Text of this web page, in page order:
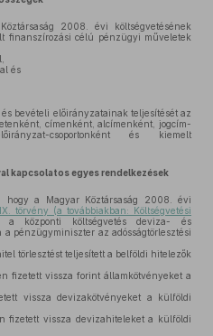
2008. évi költségvetésének
finanszírozási célú pénzügyi műveletek
és
bevételi előirányzatainak teljesítését az
címenként, alcímenként, jogcím-
csoportonként és kiemelt
kapcsolatos egyes rendelkezések
hogy a Magyar Köztársaság 2008. évi
törvény (a továbbiakban: Költségvetési
a központi költségvetés deviza- és
pénzügyminiszter az adósságtörlesztési
törlesztést teljesített a belföldi hitelezők
fizetett vissza forint államkötvényeket a
vissza devizakötvényeket a külföldi
fizetett vissza devizahiteleket a külföldi